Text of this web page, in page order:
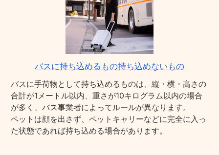
バスに持ち込めるもの持ち込めないもの
バスに手荷物として持ち込めるものは、縦・横・高さの
合計が1メートル以内、重さが10キログラム以内の場合
が多く、バス事業者によってルールが異なります。
ペットは顔を出さず、ペットキャリーなどに完全に入っ
た状態であれば持ち込める場合があります。